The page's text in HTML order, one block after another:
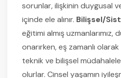
sorunlar, ilişkinin duygusal
içinde ele alınır. Bilişsel/
eğitimi almış uzmanlarımız,
onarırken, eş zamanlı
teknik ve bilişsel
olurlar. Cinsel yaşamın